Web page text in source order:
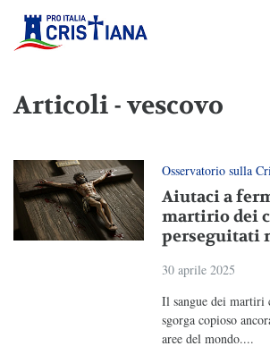
Articoli - vescovo
Osservatorio sulla
Aiutaci a
martirio dei
perseguitati
30 aprile 2025
Il sangue dei martiri
sgorga copioso
aree del mondo....